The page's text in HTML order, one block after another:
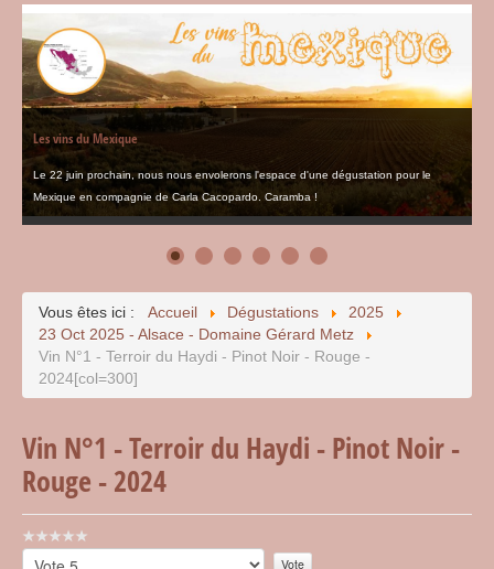
Les vins du Mexique
Le 22 juin prochain, nous nous envolerons l'espace d'une dégustation pour le
Mexique en compagnie de Carla Cacopardo. Caramba !
Vous êtes ici : Accueil Dégustations
2025
23 Oct 2025 - Alsace - Domaine Gérard Metz
Vin N°1 - Terroir du Haydi - Pinot Noir - Rouge -
2024[col=300]
Vin N°1 - Terroir du Haydi - Pinot Noir -
Rouge - 2024
Vote
utilisateur:
Veuillez